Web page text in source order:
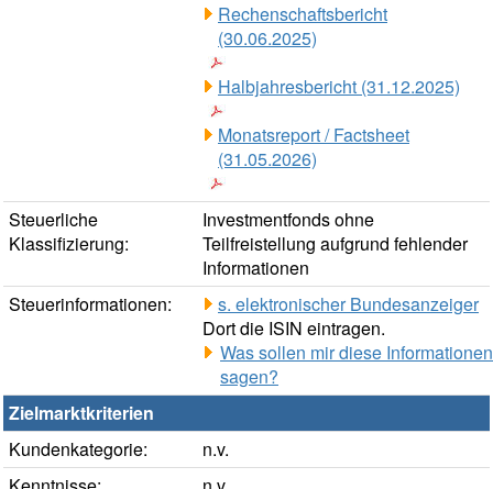
Rechenschaftsbericht
(30.06.2025)
Halbjahresbericht (31.12.2025)
Monatsreport / Factsheet
(31.05.2026)
Steuerliche
Klassifizierung:
Investmentfonds ohne
Teilfreistellung aufgrund fehlender
Informationen
Steuerinformationen:
s. elektronischer Bundesanzeiger
Dort die ISIN eintragen.
Was sollen mir diese Informationen
sagen?
Zielmarktkriterien
Kundenkategorie:
n.v.